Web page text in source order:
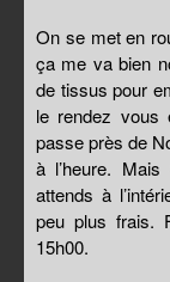
On se met en
ça me va bien
de tissus pour
le rendez vous
passe près de
à l’heure.
attends à
peu plus frais.
15h00.